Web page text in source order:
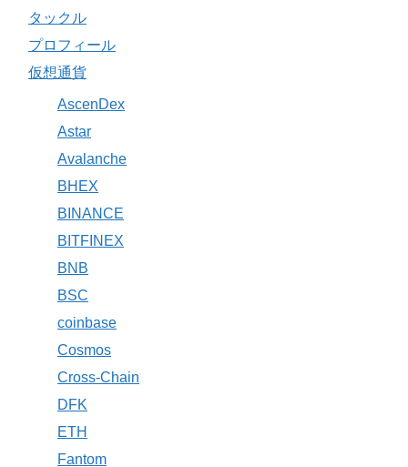
タックル
プロフィール
仮想通貨
AscenDex
Astar
Avalanche
BHEX
BINANCE
BITFINEX
BNB
BSC
coinbase
Cosmos
Cross-Chain
DFK
ETH
Fantom